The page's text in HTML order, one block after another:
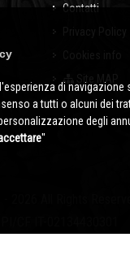
Contatti
di
a tutti o alcuni dei
degli
''